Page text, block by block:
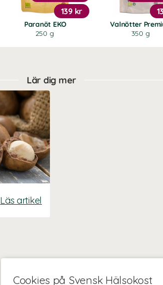
Cookies på Svensk Hälsokost
Paranöt EKO
250 g
139 kr
Valnötter
350 g
Lär dig mer
Läs artikel